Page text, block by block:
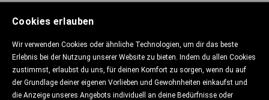
Cookies erlauben
Wir verwenden Cookies oder ähnliche Technologien, um dir das beste
Erlebnis bei der Nutzung unserer Website zu bieten. Indem du allen Cookies
zustimmst, erlaubst du uns, für deinen Komfort zu sorgen, wenn du auf
der Grundlage deiner eigenen Vorlieben und Gewohnheiten einkaufst und
die Anzeige unseres Angebots individuell an deine Bedürfnisse oder